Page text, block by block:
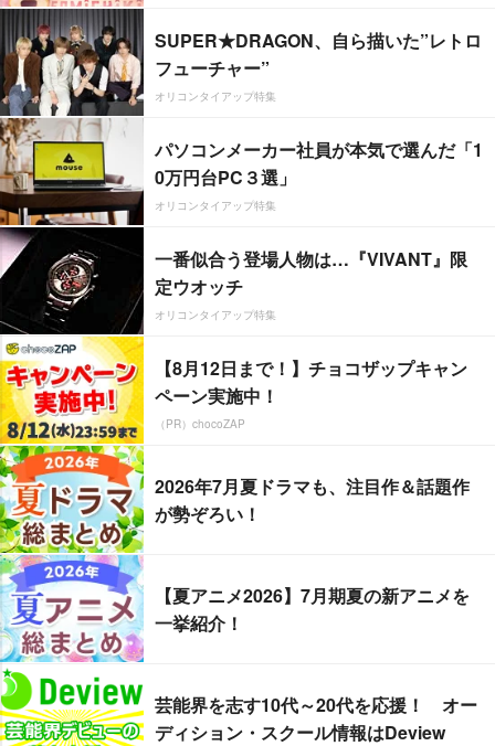
SUPER★DRAGON、自ら描いた”レトロ
フューチャー”
オリコンタイアップ特集
パソコンメーカー社員が本気で選んだ「1
0万円台PC３選」
オリコンタイアップ特集
一番似合う登場人物は…『VIVANT』限
定ウオッチ
オリコンタイアップ特集
【8月12日まで！】チョコザップキャン
ペーン実施中！
（PR）chocoZAP
2026年7月夏ドラマも、注目作＆話題作
が勢ぞろい！
【夏アニメ2026】7月期夏の新アニメを
一挙紹介！
芸能界を志す10代～20代を応援！ オー
ディション・スクール情報はDeview